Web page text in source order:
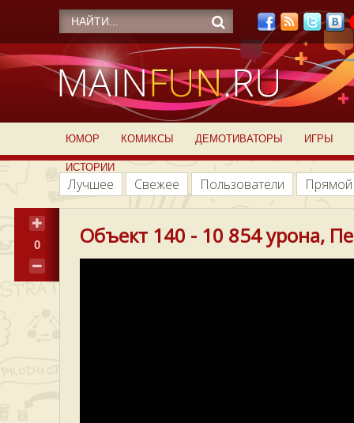
ЮМОР КОМИКСЫ ДЕМОТИВАТОРЫ ИГРЫ
ИСТОРИИ
Лучшее Свежее Пользователи
0 Объект 140 - 10 854 урона,